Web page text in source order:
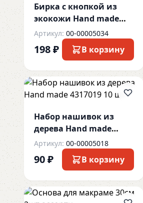
Бирка с кнопкой из
экокожи Hand made
3шт ассорти
Артикул: 00-00005034
198 ₽ В корзину
Набор нашивок из
дерева Hand made
4317019 10 шт
Артикул: 00-00005018
90 ₽ В корзину